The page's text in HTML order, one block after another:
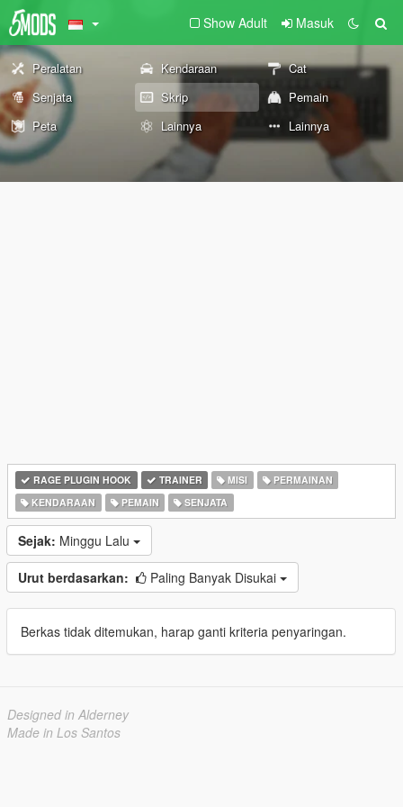
Show Adult Masuk
Peralatan Kendaraan
Cat
Senjata
Skrip
Pemain
Peta
Lainnya Lainnya
RAGE PLUGIN HOOK TRAINER MISI
PERMAINAN
KENDARAAN
PEMAIN SENJATA
Sejak: Minggu Lalu
Urut berdasarkan: Paling Banyak Disukai
Berkas tidak ditemukan, harap ganti kriteria penyaringan.
Designed in Alderney
Made in Los Santos